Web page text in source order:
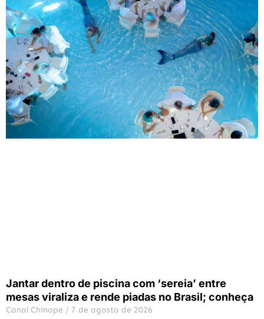
Jantar dentro de piscina com ‘sereia’ entre
mesas viraliza e rende piadas no Brasil; conheça
Canal Chinope 7 de agosto de 2026